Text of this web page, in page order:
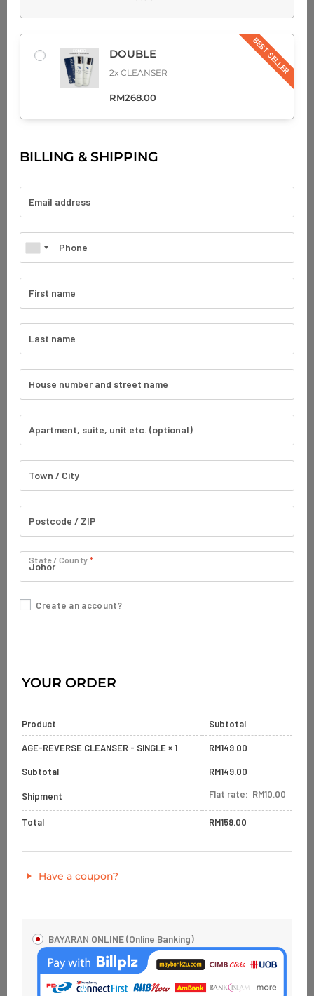
BEST SELLER
DOUBLE
2x CLEANSER
RM268.00
BILLING & SHIPPING
State / County *
Create an account?
YOUR ORDER
Product Subtotal
AGE-REVERSE CLEANSER - SINGLE× 1 RM149.00
Subtotal RM149.00
Shipment Flat rate: RM10.00
Total RM159.00
Have a coupon?
BAYARAN ONLINE (Online Banking)